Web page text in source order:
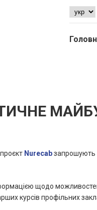
Nurecabзапрошують
щодо
курсів профільних